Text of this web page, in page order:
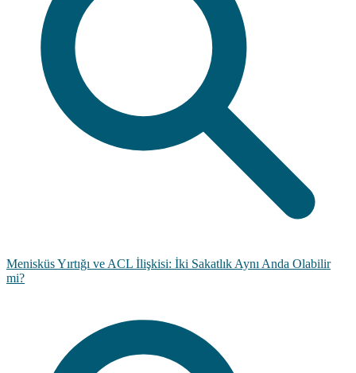
Menisküs Yırtığı ve ACL İlişkisi: İki Sakatlık Aynı Anda Olabilir
mi?